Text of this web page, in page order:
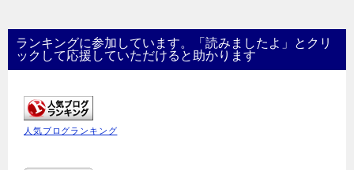
ランキングに参加しています。「読みましたよ」とクリ
ックして応援していただけると助かります
人気ブログランキング